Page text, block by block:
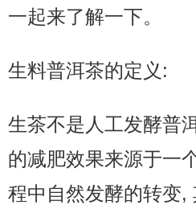
一起来了解一下。
生料普洱茶的定义:
生茶不是人工发酵普
的减肥效果来源于一
程中自然发酵的转变,